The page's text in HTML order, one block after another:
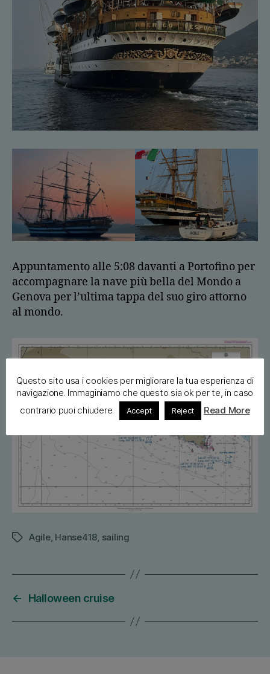
Appuntamento alle 5:08 davanti a Portofino per
accompagnare la nave più bella del Mondo a
Genova per l’ultima tappa del suo giro attorno
al mondo.
TagsAgile, Hanse418, sailing
← Halloween cruise
Questo sito usa i cookies per migliorare la tua esperienza di
navigazione. Immaginiamo che questo sia ok per te, in caso
contrario puoi chiudere.
Accept Reject Read More